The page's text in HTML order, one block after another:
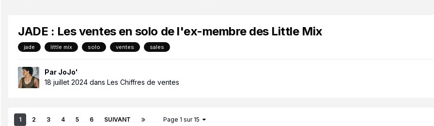
JADE : Les ventes en solo de l'ex-membre des Little Mix
jade little mix solo ventes sales
Par JoJo'
18 juillet 2024 dans Les Chiffres de ventes
1 2 3 4 5 6 SUIVANT Page 1 sur 15